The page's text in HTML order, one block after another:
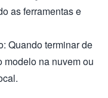
as ferramentas e
Quando terminar de
modelo na nuvem ou